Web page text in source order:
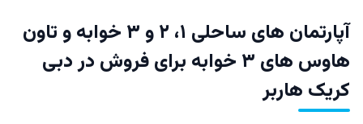
آپارتمان‌ های ساحلی ۱، ۲ و ۳ خوابه و تاون
هاوس های ۳ خوابه برای فروش در دبی
کریک هاربر